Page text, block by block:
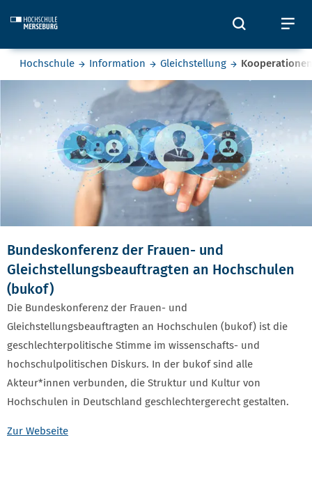
Öffnet
Sie befinden sich hier:
Hochschule Information Gleichstellung Kooperationen
Kooperationen
Bundeskonferenz der Frauen- und
Gleichstellungsbeauftragten an Hochschulen
(bukof)
Die Bundeskonferenz der Frauen- und
Gleichstellungsbeauftragten an Hochschulen (bukof) ist die
geschlechterpolitische Stimme im wissenschafts- und
hochschulpolitischen Diskurs. In der bukof sind alle
Akteur*innen verbunden, die Struktur und Kultur von
Hochschulen in Deutschland geschlechtergerecht gestalten.
Zur Webseite